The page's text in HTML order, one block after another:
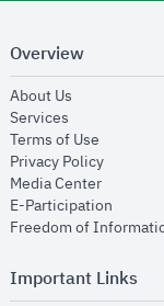
Overview
About Us
Services
Terms of Use
Privacy Policyopens in
Media Centeropens in
E-Participation
Freedom of
Important Links